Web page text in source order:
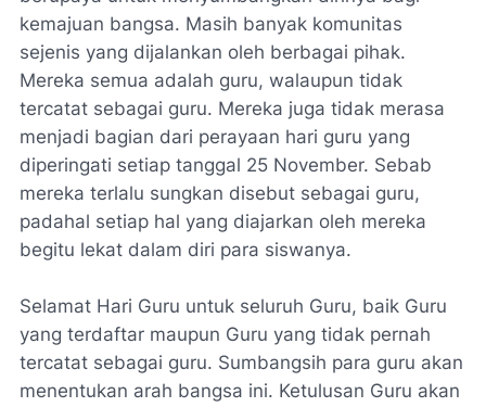
kemajuan bangsa. Masih banyak komunitas
sejenis yang dijalankan oleh berbagai pihak.
Mereka semua adalah guru, walaupun tidak
tercatat sebagai guru. Mereka juga tidak merasa
menjadi bagian dari perayaan hari guru yang
diperingati setiap tanggal 25 November. Sebab
mereka terlalu sungkan disebut sebagai guru,
padahal setiap hal yang diajarkan oleh mereka
begitu lekat dalam diri para siswanya.
Selamat Hari Guru untuk seluruh Guru, baik Guru
yang terdaftar maupun Guru yang tidak pernah
tercatat sebagai guru. Sumbangsih para guru akan
menentukan arah bangsa ini. Ketulusan Guru akan